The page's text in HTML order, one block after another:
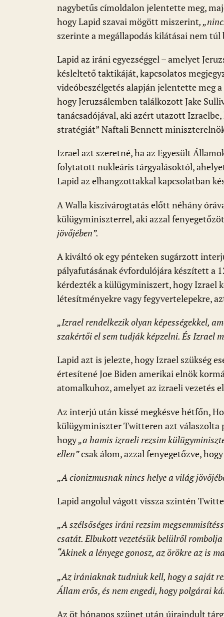
nagybetűs címoldalon jelentette meg,
hogy Lapid szavai mögött miszerint,
szerinte a megállapodás kilátásai nem
Lapid az iráni egyezséggel – amelyet
késleltető taktikáját, kapcsolatos
videóbeszélgetés alapján jelentette meg a
hogy Jeruzsálemben találkozott Jake
tanácsadójával, aki azért utazott
stratégiát” Naftali Bennett
Izrael azt szeretné, ha az Egyesült
folytatott nukleáris tárgyalásoktól,
Lapid az elhangzottakkal kapcsolatban
A Walla kiszivárogtatás előtt néhány
külügyminiszterrel, aki azzal
jövőjében”.
A kiváltó ok egy pénteken sugárzott
pályafutásának évfordulójára készített a
kérdezték a külügyminiszert, hogy Izrael
létesítményekre vagy fegyvertelepekre,
„Izrael rendelkezik olyan képességekkel,
szakértői el sem tudják képzelni. És Izrael
Lapid azt is jelezte, hogy Izrael szükség
értesítené Joe Biden amerikai elnök
atomalkuhoz, amelyet az izraeli vezetés
Az interjú után kissé megkésve hétfőn,
külügyminiszter Twitteren azt válaszolta
hogy„a hamis izraeli rezsim
ellen”csak álom, azzal fenyegetőzve, hogy
„A cionizmusnak nincs helye a világ
Lapid angolul vágott vissza szintén
„A szélsőséges iráni rezsim
csatát. Elbukott vezetésük belülről
“Akinek a lényege gonosz, az örökre az is
„Az irániaknak tudniuk kell, hogy a saját
Állam erős, és nem engedi, hogy polgárai
Az öt hónapos szünet után újraindult